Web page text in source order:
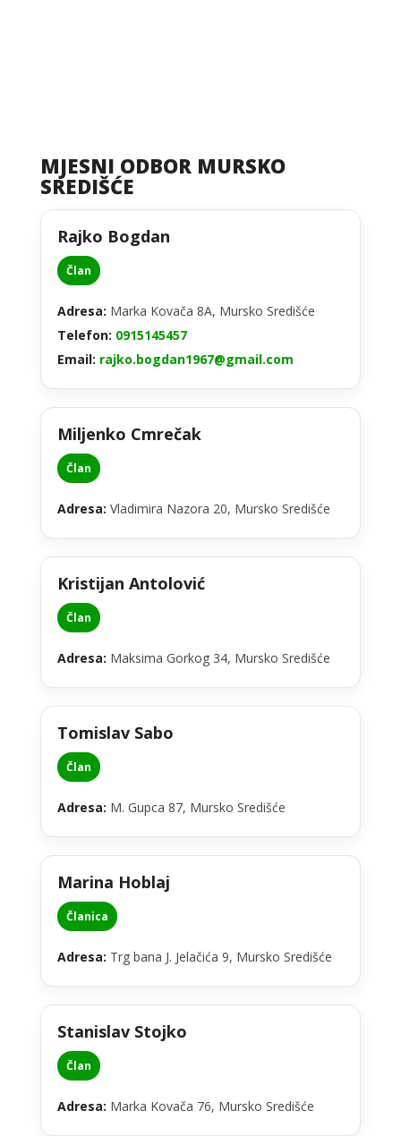
MJESNI ODBOR MURSKO
SREDIŠĆE
Rajko Bogdan
Član
Adresa: Marka Kovača 8A, Mursko Središće
Telefon: 0915145457
Email: rajko.bogdan1967@gmail.com
Miljenko Cmrečak
Član
Adresa: Vladimira Nazora 20, Mursko Središće
Kristijan Antolović
Član
Adresa: Maksima Gorkog 34, Mursko Središće
Tomislav Sabo
Član
Adresa: M. Gupca 87, Mursko Središće
Marina Hoblaj
Članica
Adresa: Trg bana J. Jelačića 9, Mursko Središće
Stanislav Stojko
Član
Adresa: Marka Kovača 76, Mursko Središće